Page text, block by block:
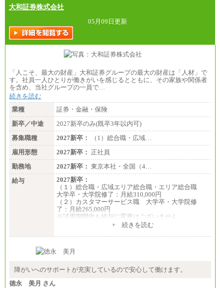
す。
中途：
全職種共通
月給制
226,600円～390,100円（勤務地域等により異なりま
す）
・ご経験やスキルを考慮し、選考の中で決定いたし
ます。
大和証券株式会社
05月09日更新
「人こそ、最大の財産」大和証券グループの最大の財産は「人材」で
す。社員一人ひとりが働きがいを感じるとともに、その家族や関係者
を含め、当社グループの一員で…
続きを読む
業種
証券・金融・保険
新卒／中途
2027新卒のみ(既卒3年以内可)
募集職種
2027新卒：
（1）総合職・広域…
雇用形態
2027新卒： 正社員
勤務地
2027新卒： 東京本社・全国（4…
給与
2027新卒：
（１）総合職・広域エリア総合職・エリア総合職
大学卒・大学院修了：月給310,000円
（２）カスタマーサービス職 大学卒・大学院修
了：月給265,000円
※試用期間中も給与に変更はございません
+ 続きを読む
障がいへのサポートが充実しているので安心して働けます。
徳永 美月 さん